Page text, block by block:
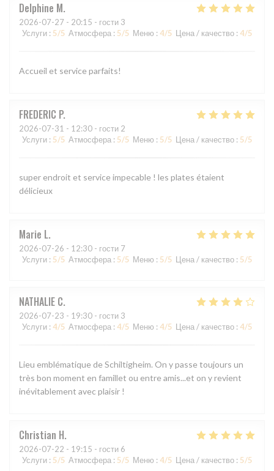
Delphine M
2026-07-27 - 20:15 - гости 3
Услуги : 5/5 Атмосфера : 5/5 Меню : 4/5 Цена / качество : 4/5
Accueil et service parfaits!
FREDERIC P
2026-07-31 - 12:30 - гости 2
Услуги : 5/5 Атмосфера : 5/5 Меню : 5/5 Цена / качество : 5/5
super endroit et service impecable ! les plates étaient
délicieux
Marie L
2026-07-26 - 12:30 - гости 7
Услуги : 5/5 Атмосфера : 5/5 Меню : 5/5 Цена / качество : 5/5
NATHALIE C
2026-07-23 - 19:30 - гости 3
Услуги : 4/5 Атмосфера : 4/5 Меню : 4/5 Цена / качество : 4/5
Lieu emblématique de Schiltigheim. On y passe toujours un
très bon moment en famillet ou entre amis...et on y revient
inévitablement avec plaisir !
Christian H
2026-07-22 - 19:15 - гости 6
Услуги : 5/5 Атмосфера : 5/5 Меню : 4/5 Цена / качество : 5/5